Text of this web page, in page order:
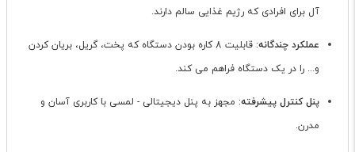
آل برای افرادی که رژیم غذایی سالم دارند.
عملکرد چندگانه
: قابلیت 8 کاره بودن دستگاه که پخت، گریل، بریان کردن
و... را در یک دستگاه فراهم می کند.
پنل کنترل پیشرفته: مجهز به پنل دیجیتالی - لمسی با کاربری آسان و
مدرن.